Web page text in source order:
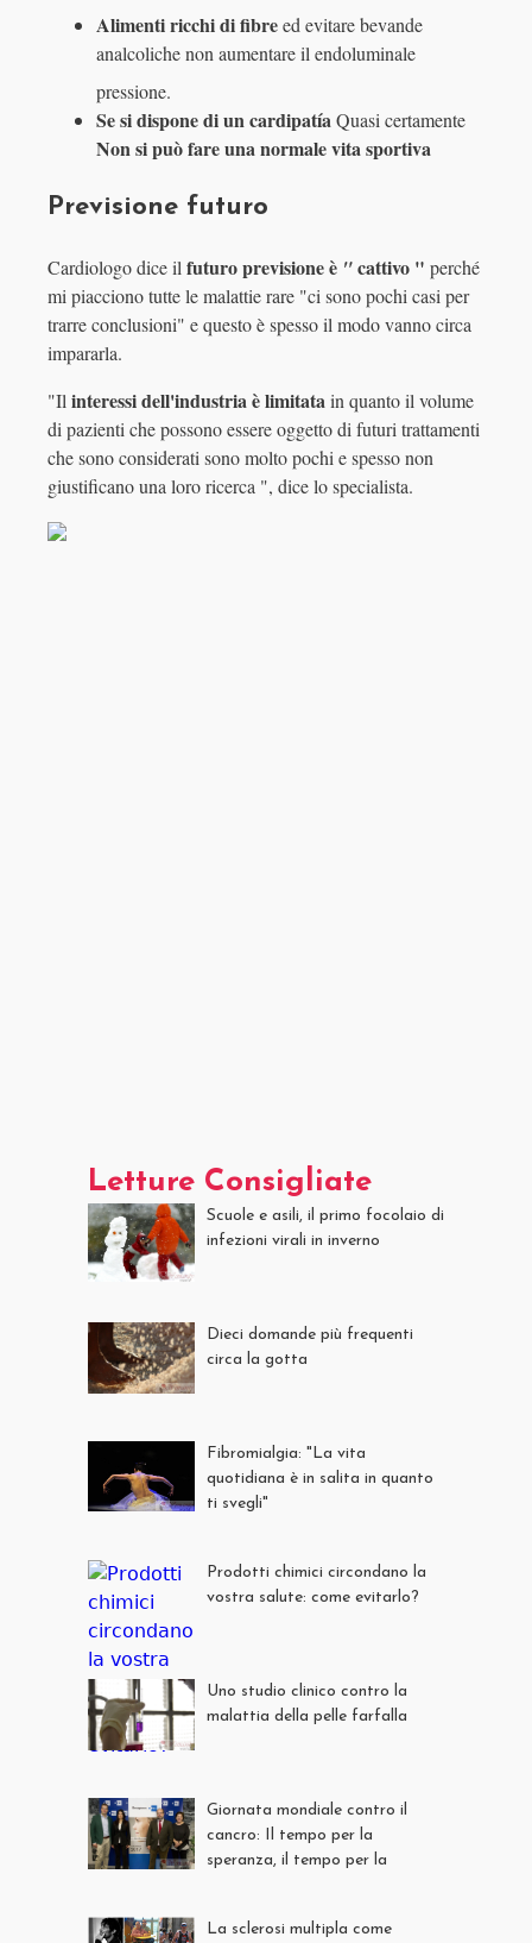
Alimenti ricchi di fibreed evitare bevande
analcoliche non aumentare il endoluminale
pressione.
Se si dispone di un cardipatía Quasi certamente
Non si può fare una normale vita sportiva
Previsione futuro
Cardiologo dice il futuro previsione è "cattivo " perché
mi piacciono tutte le malattie rare "ci sono pochi casi per
trarre conclusioni" e questo è spesso il modo vanno circa
impararla.
"Il interessi dell'industria è limitata in quanto il volume
di pazienti che possono essere oggetto di futuri trattamenti
che sono considerati sono molto pochi e spesso non
giustificano una loro ricerca ", dice lo specialista.
Letture Consigliate
Scuole e asili, il primo focolaio di
infezioni virali in inverno
Dieci domande più frequenti
circa la gotta
Fibromialgia: "La vita
quotidiana è in salita in quanto
ti svegli"
Prodotti chimici circondano la
vostra salute: come evitarlo?
Uno studio clinico contro la
malattia della pelle farfalla
Giornata mondiale contro il
cancro: Il tempo per la
speranza, il tempo per la
La sclerosi multipla come